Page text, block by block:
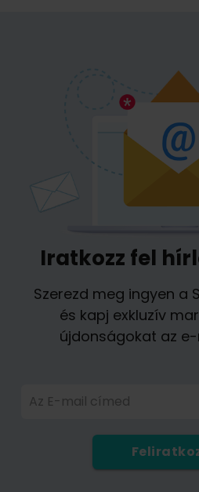
Iratkozz fel
Szerezd meg ingyen a
és kapj exkluzív
újdonságokat az
Az E-mail címed